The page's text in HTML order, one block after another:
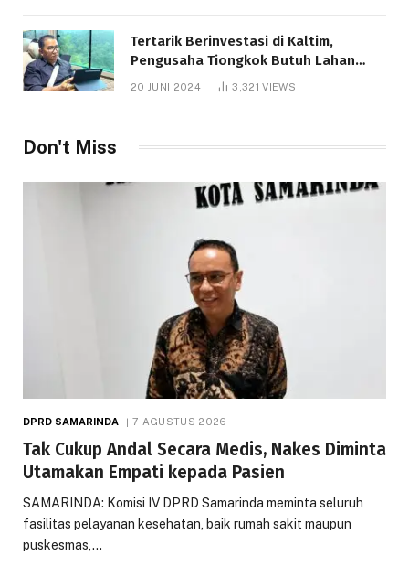
Tertarik Berinvestasi di Kaltim,
Pengusaha Tiongkok Butuh Lahan
1.000 Hektare
20 JUNI 2024 3,321VIEWS
Don't Miss
DPRD SAMARINDA 7 AGUSTUS 2026
Tak Cukup Andal Secara Medis, Nakes Diminta
Utamakan Empati kepada Pasien
SAMARINDA: Komisi IV DPRD Samarinda meminta seluruh
fasilitas pelayanan kesehatan, baik rumah sakit maupun
puskesmas,…